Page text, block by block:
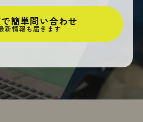
簡単問い合わせ
新情報も届きます